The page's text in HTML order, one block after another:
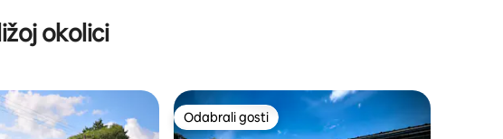
okolici
Odabrali gosti
Odabrali gosti